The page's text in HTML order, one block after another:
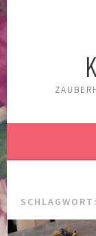
zum
Inhalt
SCHLAGWORT: